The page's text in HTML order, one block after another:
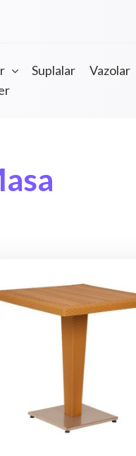
Suplalar Vazolar